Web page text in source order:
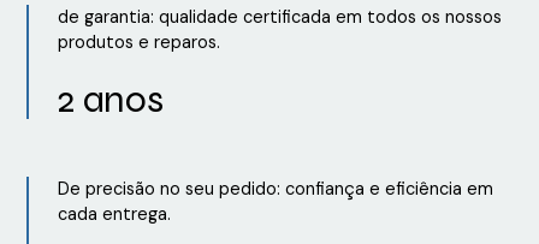
de garantia: qualidade certificada em todos os nossos
produtos e reparos.
2 anos
De precisão no seu pedido: confiança e eficiência em
cada entrega.